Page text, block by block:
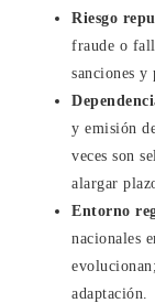
Riesgo
fraude o
sanciones y
y emisión
veces son
alargar
Entorno
nacionales
adaptación.